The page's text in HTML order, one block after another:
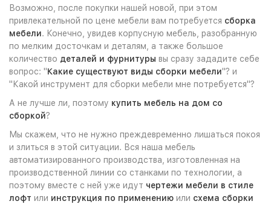
Возможно, после покупки нашей новой, при этом
привлекательной по цене мебели вам потребуется сборка
мебели. Конечно, увидев корпусную мебель, разобранную
по мелким досточкам и деталям, а также большое
количество деталей и фурнитуры вы сразу зададите себе
вопрос: "Какие существуют виды сборки мебели"? и
"Какой инструмент для сборки мебели мне потребуется"?
А не лучше ли, поэтому купить мебель на дом со
сборкой?
Мы скажем, что не нужно преждевременно лишаться покоя
и злиться в этой ситуации. Вся наша мебель
автоматизированного производства, изготовленная на
производственной линии со станками по технологии, а
поэтому вместе с ней уже идут чертежи мебели в стиле
лофт или инструкция по применению или схема сборки